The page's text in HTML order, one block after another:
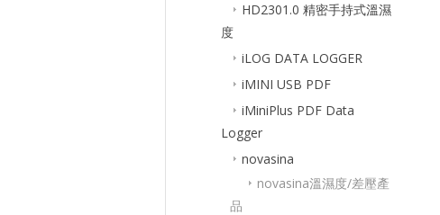
HD2301.0 精密手持式溫濕
度
iLOG DATA LOGGER
iMINI USB PDF
iMiniPlus PDF Data
Logger
novasina
novasina溫濕度/差壓產
品